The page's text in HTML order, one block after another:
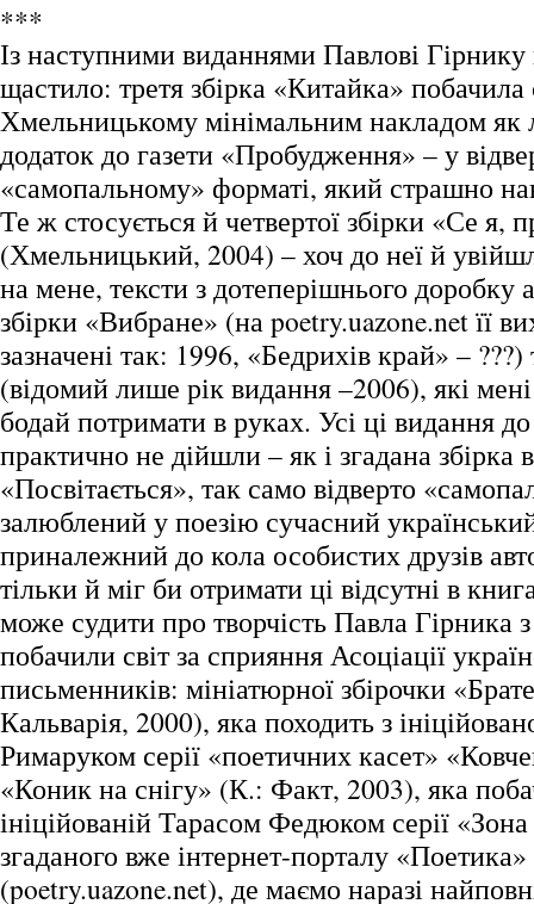
***
Із наступними виданнями Павлові Гірнику
щастило: третя збірка «Китайка» побачила
Хмельницькому мінімальним накладом як
додаток до газети «Пробудження» – у
«самопальному» форматі, який страшно
Те ж стосується й четвертої збірки «Се
(Хмельницький, 2004) – хоч до неї й
на мене, тексти з дотеперішнього доробку
збірки «Вибране» (на poetry.uazone.net її
зазначені так: 1996, «Бедрихів край» –
(відомий лише рік видання –2006), які
бодай потримати в руках. Усі ці видання
практично не дійшли – як і згадана збірка
«Посвітається», так само відверто
залюблений у поезію сучасний
приналежний до кола особистих друзів
тільки й міг би отримати ці відсутні в
може судити про творчість Павла Гірника
побачили світ за сприяння Асоціації
письменників: мініатюрної збірочки
Кальварія, 2000), яка походить з
Римаруком серії «поетичних касет»
«Коник на снігу» (К.: Факт, 2003), яка
ініційованій Тарасом Федюком серії «Зона
згаданого вже інтернет-порталу «Поетика»
(poetry.uazone.net), де маємо наразі